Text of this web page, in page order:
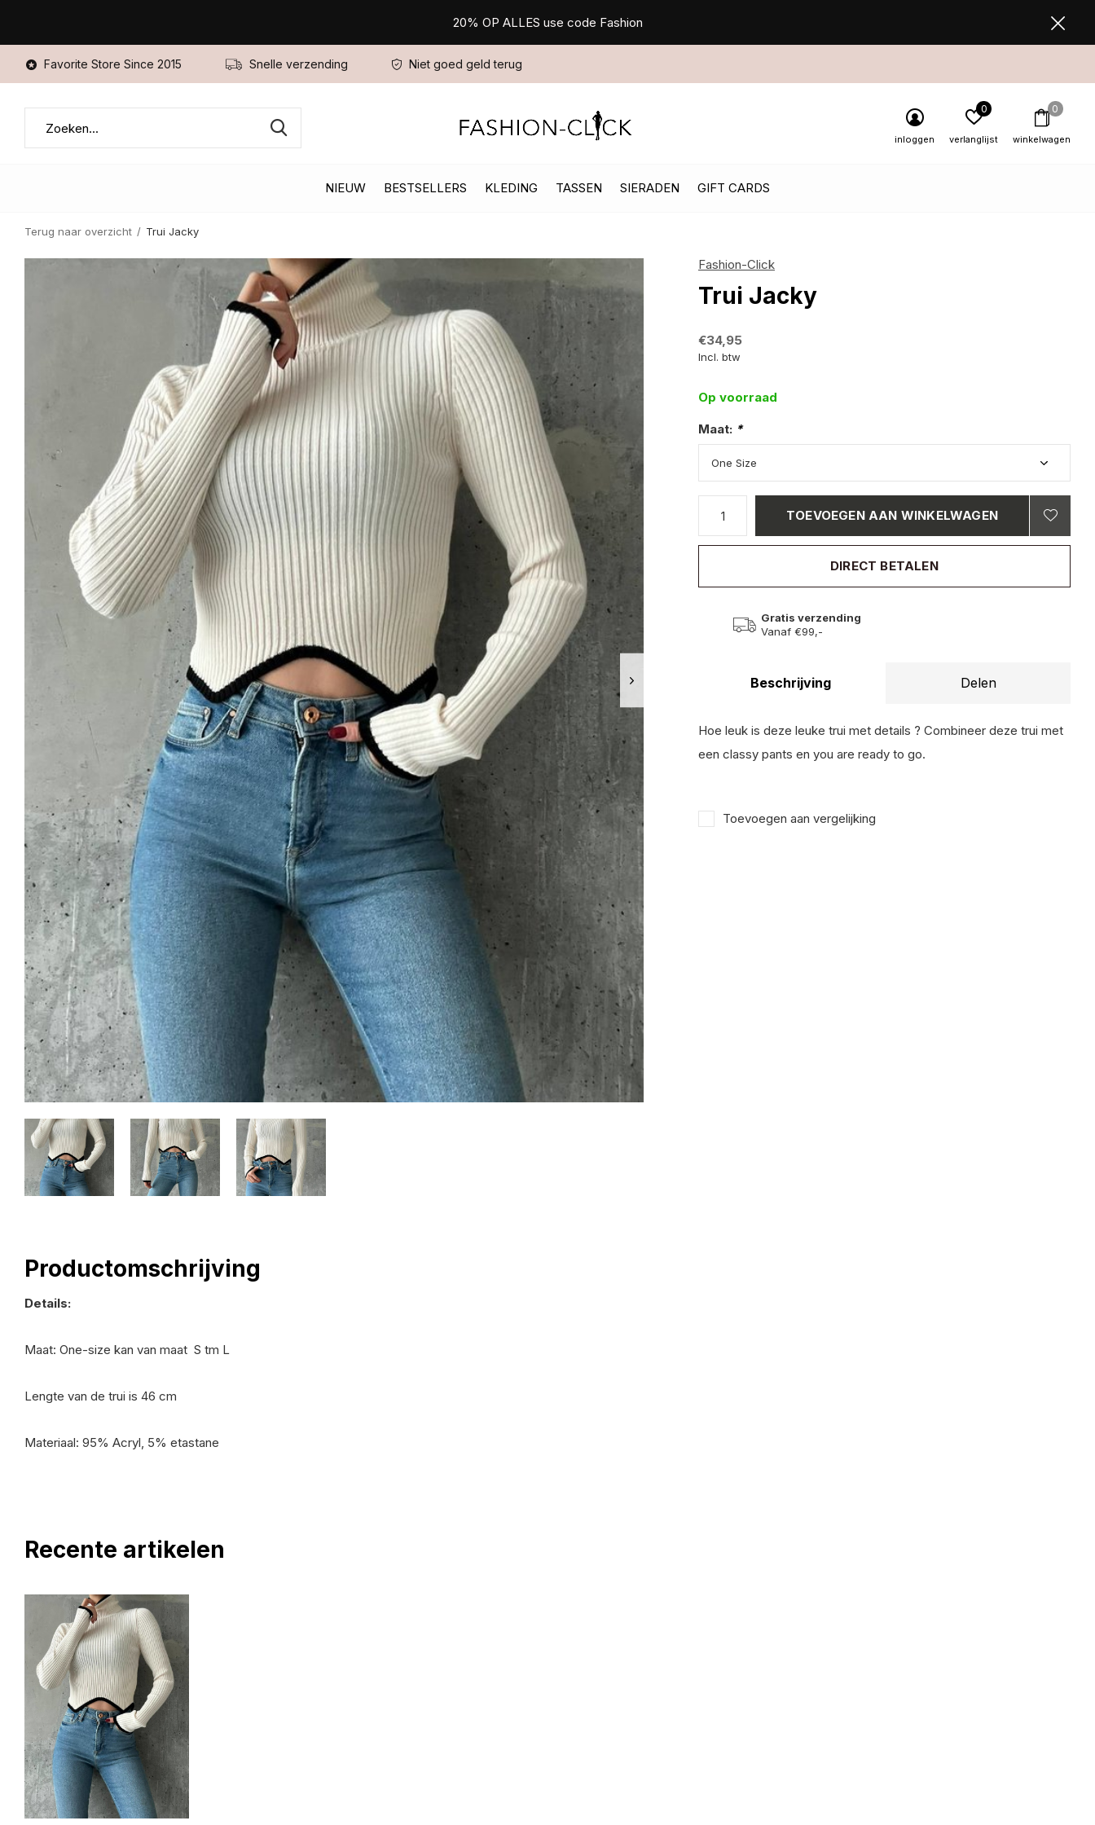
NIEUW BESTSELLERS KLEDING TASSEN SIERADEN GIFT CARDS
inloggen verlanglijst
0
winkelwagen
0
Favorite Store Since 2015 Snelle verzending Niet goed geld terug
20% OP ALLES use code Fashion
Terug naar overzicht Trui Jacky
Fashion-Click
Trui Jacky
€34,95
Incl. btw
Op voorraad
Maat: *
TOEVOEGEN AAN WINKELWAGEN
DIRECT BETALEN
Gratis verzending
Vanaf €99,-
Beschrijving Delen
Hoe leuk is deze leuke trui met details ? Combineer deze trui met
een classy pants en you are ready to go.
Toevoegen aan vergelijking
Productomschrijving
Details:
Maat: One-size kan van maat S tm L
Lengte van de trui is 46 cm
Materiaal: 95% Acryl, 5% etastane
Recente artikelen